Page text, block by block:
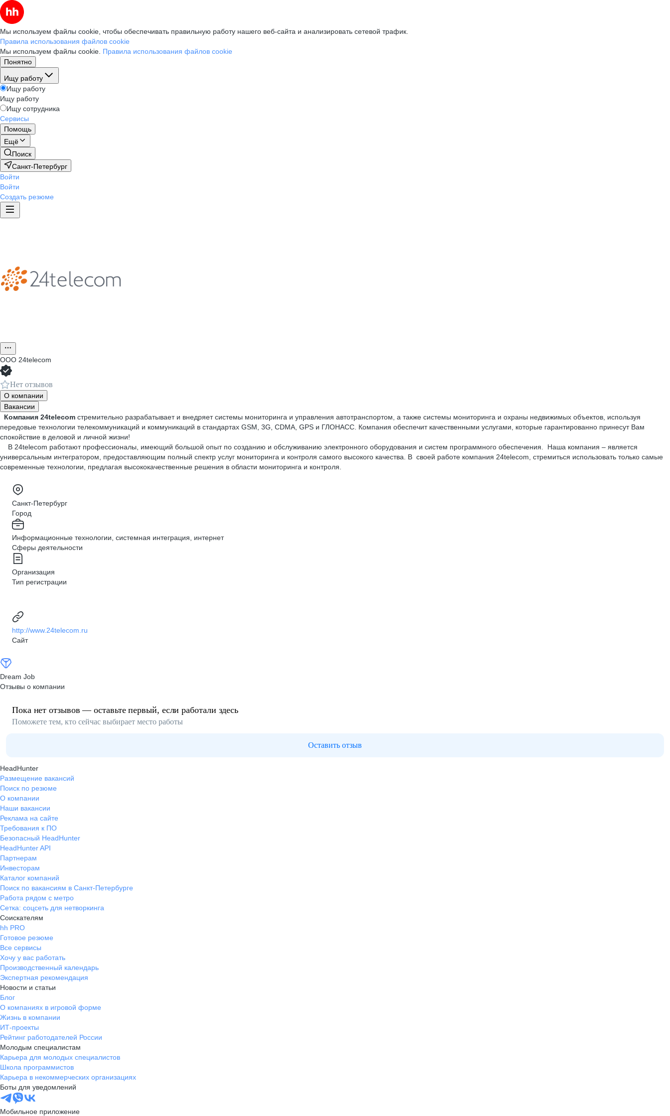
Мы используем файлы cookie, чтобы обеспечивать правильную работу нашего веб-сайта и анализировать сетевой трафик.
Правила использования файлов cookie
Мы используем файлы cookie. Правила использования файлов cookie
Понятно
Ищу работу
Ищу работу
Ищу работу
Ищу сотрудника
Сервисы
Помощь
Ещё
Поиск
Санкт-Петербург
Войти
Войти
Создать резюме
ООО 24telecom
Нет отзывов
О компании
Вакансии
Компания 24telecom стремительно разрабатывает и внедряет системы мониторинга и управления автотранспортом, а также системы мониторинга и охраны недвижимых объектов, используя
передовые технологии телекоммуникаций и коммуникаций в стандартах GSM, 3G, CDMA, GPS и ГЛОНАСС. Компания обеспечит качественными услугами, которые гарантированно принесут Вам
спокойствие в деловой и личной жизни!
В 24telecom работают профессионалы, имеющий большой опыт по созданию и обслуживанию электронного оборудования и систем программного обеспечения. Наша компания – является
универсальным интегратором, предоставляющим полный спектр услуг мониторинга и контроля самого высокого качества. В своей работе компания 24telecom, стремиться использовать только самые
современные технологии, предлагая высококачественные решения в области мониторинга и контроля.
Санкт-Петербург
Город
Информационные технологии, системная интеграция, интернет
Сферы деятельности
Организация
Тип регистрации
http://www.24telecom.ru
Сайт
Dream Job
Отзывы о компании
Пока нет отзывов — оставьте первый, если работали здесь
Поможете тем, кто сейчас выбирает место работы
Оставить отзыв
HeadHunter
Размещение вакансий
Поиск по резюме
О компании
Наши вакансии
Реклама на сайте
Требования к ПО
Безопасный HeadHunter
HeadHunter API
Партнерам
Инвесторам
Каталог компаний
Поиск по вакансиям в Санкт-Петербурге
Работа рядом с метро
Сетка: соцсеть для нетворкинга
Соискателям
hh PRO
Готовое резюме
Все сервисы
Хочу у вас работать
Производственный календарь
Экспертная рекомендация
Новости и статьи
Блог
О компаниях в игровой форме
Жизнь в компании
ИТ-проекты
Рейтинг работодателей России
Молодым специалистам
Карьера для молодых специалистов
Школа программистов
Карьера в некоммерческих организациях
Боты для уведомлений
Мобильное приложение